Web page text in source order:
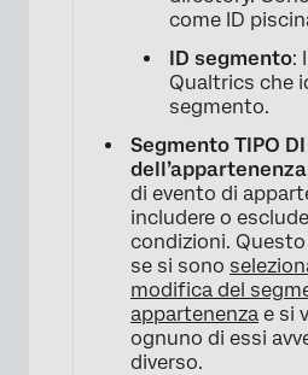
come ID
ID segmento:
Qualtrics che
segmento.
Segmento TIPO DI
dell’appartenenza
di evento di
includere o
condizioni.
se si sono
modifica del
appartenenza e si
ognuno di essi
diverso.